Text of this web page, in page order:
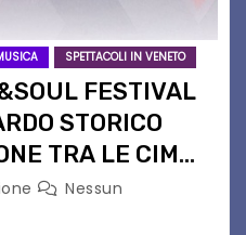
SPETTACOLI IN VENETO
FESTIVAL
STORICO
TRA LE CIME
Nessun